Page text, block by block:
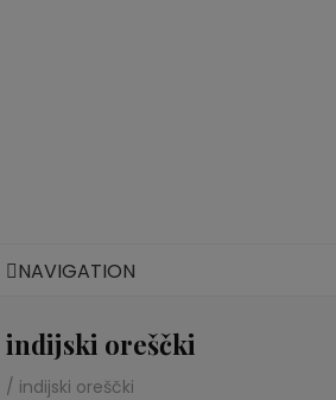
NAVIGATION
indijski oreščki
/ indijski oreščki